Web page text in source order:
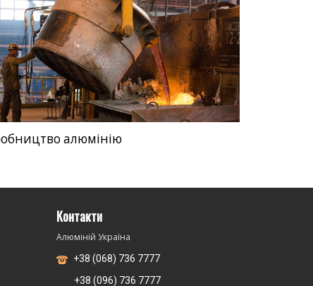
алюмінію
Контакти
Алюміній Україна
+38 (068) 736 7777
+38 (096) 736 7777